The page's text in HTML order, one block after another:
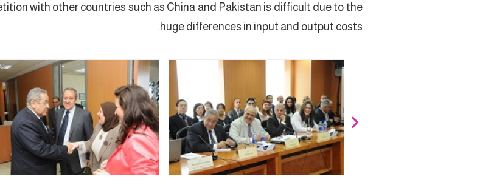
with other countries such as China and Pakistan is difficult due to the
huge differences in input and output costs.